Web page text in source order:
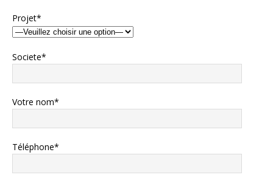
Projet*
Societe*
Votre nom*
Téléphone*